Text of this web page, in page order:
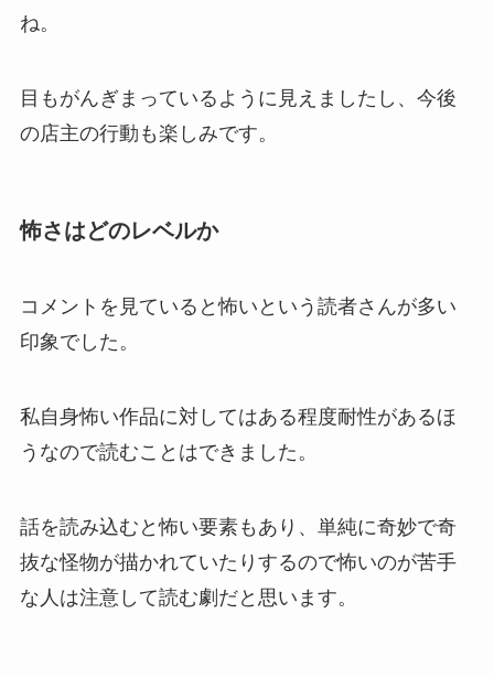
ね。
目もがんぎまっているように見えましたし、今後
の店主の行動も楽しみです。
怖さはどのレベルか
コメントを見ていると怖いという読者さんが多い
印象でした。
私自身怖い作品に対してはある程度耐性があるほ
うなので読むことはできました。
話を読み込むと怖い要素もあり、単純に奇妙で奇
抜な怪物が描かれていたりするので怖いのが苦手
な人は注意して読む劇だと思います。